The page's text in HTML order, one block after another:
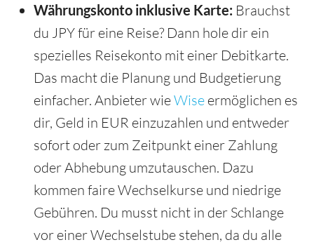
Währungskonto inklusive Karte: Brauchst
du JPY für eine Reise? Dann hole dir ein
spezielles Reisekonto mit einer Debitkarte.
Das macht die Planung und Budgetierung
einfacher. Anbieter wieWise ermöglichen es
dir, Geld in EUR einzuzahlen und entweder
sofort oder zum Zeitpunkt einer Zahlung
oder Abhebung umzutauschen. Dazu
kommen faire Wechselkurse und niedrige
Gebühren. Du musst nicht in der Schlange
vor einer Wechselstube stehen, da du alle